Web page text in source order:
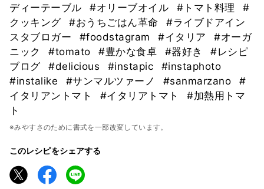
ディーテーブル
#オリーブオイル #トマト料理
#
クッキング
#おうちごはん革命
#ライブドアイン
スタブロガー
#foodstagram #イタリア
#オーガ
ニック
#tomato #豊かな食卓 #器好き
#レシピ
ブログ
#delicious #instapic
#instaphoto
#instalike
#サンマルツァーノ #sanmarzano
#
イタリアントマト
#イタリアトマト
#加熱用トマ
ト
※みやすさのために書式を一部改変しています。
このレシピをシェアする